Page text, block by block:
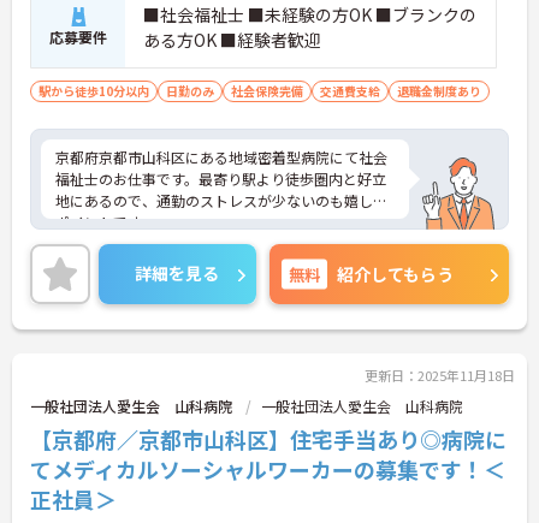
応募要件
■社会福祉士 ■未経験の方OK ■ブランクの
ある方OK ■経験者歓迎
駅から徒歩10分以内 日勤のみ 社会保険完備 交通費支給 退職金制度あり
京都府京都市山科区にある地域密着型病院にて社会
福祉士のお仕事です。最寄り駅より徒歩圏内と好立
地にあるので、通勤のストレスが少ないのも嬉しい
ポイントです。
ご興味ある方には、面接対策ポイントなど、さらに
詳細をお話しいたしますのでお気軽にご相談くださ
い。
詳細を見る 無料 紹介してもらう
更新日：2025年11月18日
一般社団法人愛生会 山科病院 一般社団法人愛生会 山科病院
【京都府／京都市山科区】住宅手当あり◎病院に
てメディカルソーシャルワーカーの募集です！＜
正社員＞